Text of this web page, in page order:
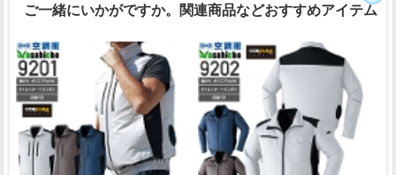
ご一緒にいかがですか。関連商品などおすすめアイテム